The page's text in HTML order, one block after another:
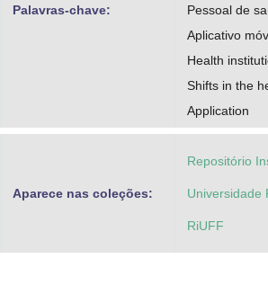
Palavras-chave:
Pessoal de
Aplicativo
Health
Shifts in the
Application
Aparece nas coleções:
Repositório
Universidade
RiUFF